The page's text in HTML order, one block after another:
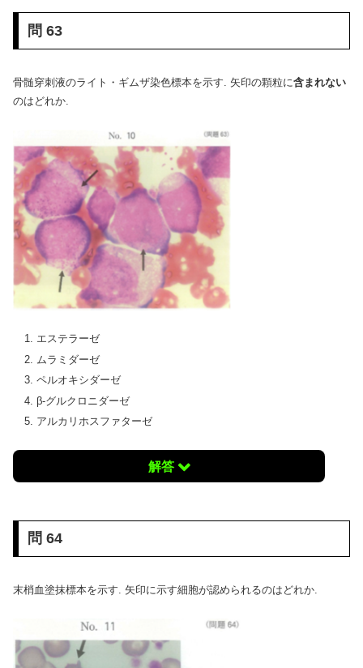
問 63
骨髄穿刺液のライト・ギムザ染色標本を示す. 矢印の顆粒に含まれない
のはどれか.
エステラーゼ
ムラミダーゼ
ペルオキシダーゼ
β-グルクロニダーゼ
アルカリホスファターゼ
解答
問 64
末梢血塗抹標本を示す. 矢印に示す細胞が認められるのはどれか.